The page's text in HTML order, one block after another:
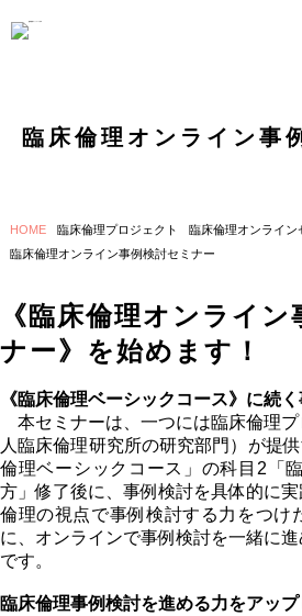
臨床倫理オンライン事
HOME 臨床倫理プロジェクト
臨床倫理オンライン
臨床倫理オンライン事例検討セミナー
《臨床倫理オンライン
ナー》を始めます！
《臨床倫理ベーシックコース》に続
本セミナーは、一つには臨床倫理
人臨床倫理研究所の研究部門）が提
倫理ベーシックコース」の科目2「
方」修了後に、事例検討を具体的に
倫理の視点で事例検討する力をつけ
に、オンラインで事例検討を一緒に
です。
臨床倫理事例検討を進める力をアッ